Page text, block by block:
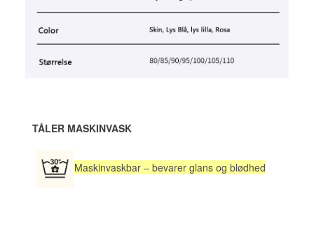
TÅLER MASKINVASK
Maskinvaskbar – bevarer glans og blødhed